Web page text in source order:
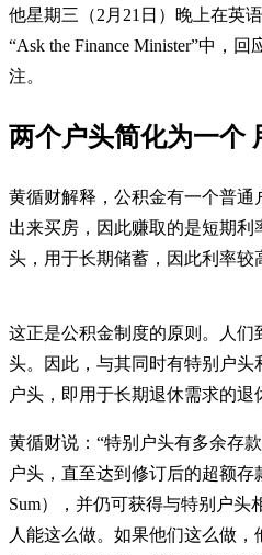
他星期三（2月21日）晚上在英
“Ask the Finance Minister”中，
注。
两个户头简化为一个
黄循财解释，公积金有一个普
出来买房，因此赚取的是短期
头，用于长期储蓄，因此利率较
这正是公积金制度的原则。人们
头。因此，与其同时有特别户
户头，即用于长期退休需求的退
黄循财说：“特别户头有多余存
户头，直至达到修订后的超额存
Sum），并仍可获得与特别户头
人能这么做。如果他们这么做